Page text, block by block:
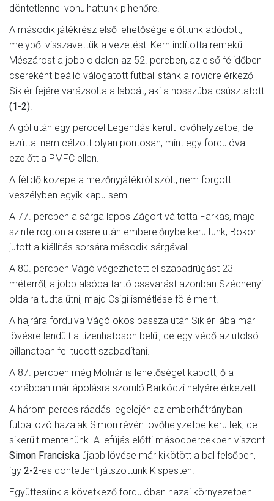
döntetlennel vonulhattunk pihenőre.
A második játékrész első lehetősége előttünk adódott,
melyből visszavettük a vezetést: Kern indította remekül
Mészárost a jobb oldalon az 52. percben, az első félidőben
csereként beálló válogatott futballistánk a rövidre érkező
Siklér fejére varázsolta a labdát, aki a hosszúba csúsztatott
(1-2).
A gól után egy perccel Legendás került lövőhelyzetbe, de
ezúttal nem célzott olyan pontosan, mint egy fordulóval
ezelőtt a PMFC ellen.
A félidő közepe a mezőnyjátékról szólt, nem forgott
veszélyben egyik kapu sem.
A 77. percben a sárga lapos Zágort váltotta Farkas, majd
szinte rögtön a csere után emberelőnybe kerültünk, Bokor
jutott a kiállítás sorsára második sárgával.
A 80. percben Vágó végezhetett el szabadrúgást 23
méterről, a jobb alsóba tartó csavarást azonban Széchenyi
oldalra tudta ütni, majd Csigi ismétlése fölé ment.
A hajrára fordulva Vágó okos passza után Siklér lába már
lövésre lendült a tizenhatoson belül, de egy védő az utolsó
pillanatban fel tudott szabadítani.
A 87. percben még Molnár is lehetőséget kapott, ő a
korábban már ápolásra szoruló Barkóczi helyére érkezett.
A három perces ráadás legelején az emberhátrányban
futballozó hazaiak Simon révén lövőhelyzetbe kerültek, de
sikerült mentenünk. A lefújás előtti másodpercekben viszont
Simon Franciska újabb lövése már kikötött a bal felsőben,
így 2-2-es döntetlent játszottunk Kispesten.
Együttesünk a következő fordulóban hazai környezetben